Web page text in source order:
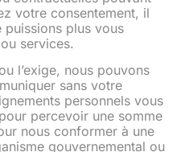
votre consentement, il
puissions plus vous
services.
l’exige, nous pouvons
sans votre
personnels vous
percevoir une somme
nous conformer à une
gouvernemental ou